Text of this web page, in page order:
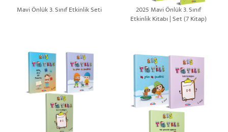
Mavi Önlük 3. Sınıf Etkinlik Seti
2025 Mavi Önlük 3. Sınıf
Etkinlik Kitabı | Set (7 Kitap)